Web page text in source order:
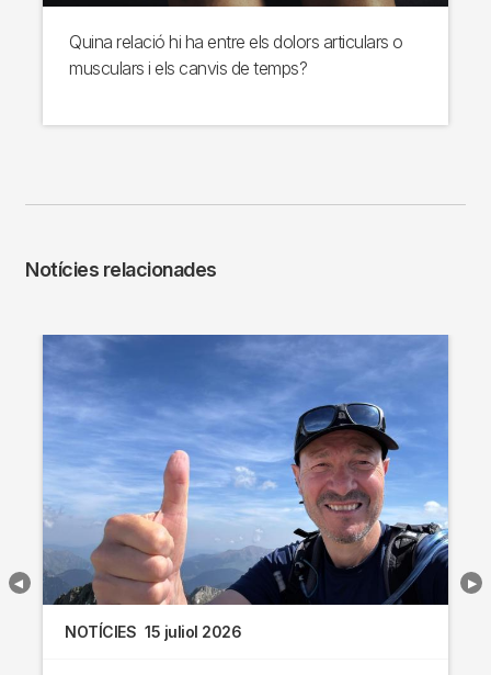
Quina relació hi ha entre els dolors articulars o
musculars i els canvis de temps?
Notícies relacionades
NOTÍCIES 15 juliol 2026